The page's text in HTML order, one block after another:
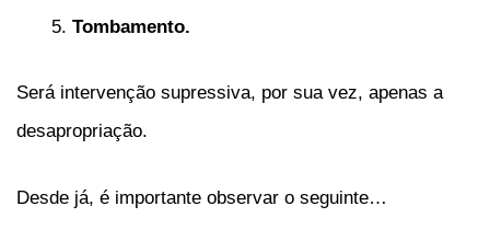
Tombamento.
Será intervenção supressiva, por sua vez, apenas a
desapropriação.
Desde já, é importante observar o seguinte…